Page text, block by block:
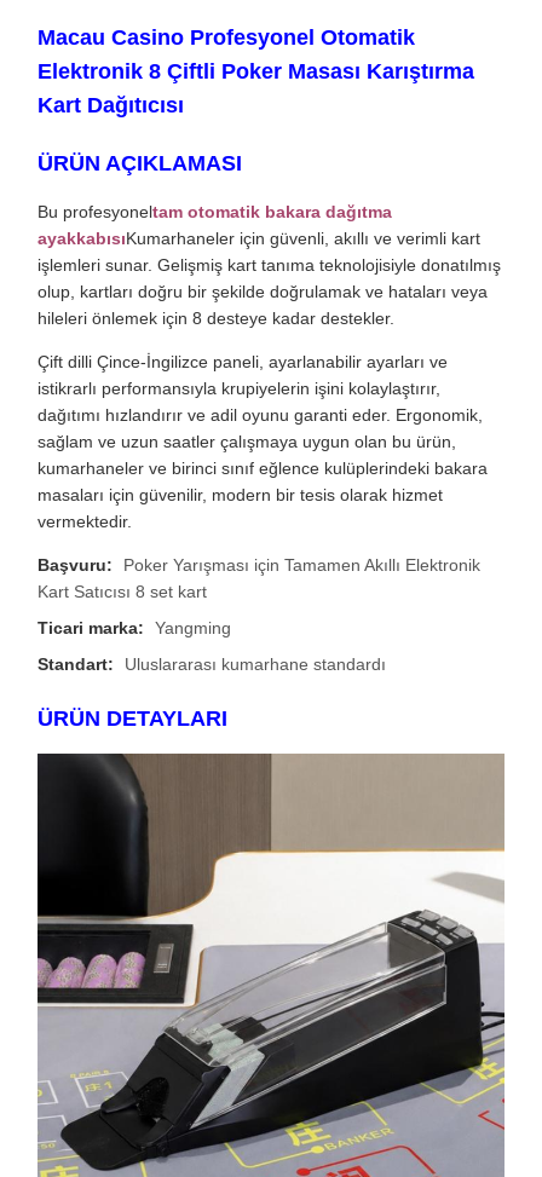
Macau Casino Profesyonel Otomatik
Elektronik 8 Çiftli Poker Masası Karıştırma
Kart Dağıtıcısı
ÜRÜN AÇIKLAMASI
Bu profesyoneltam otomatik bakara dağıtma
ayakkabısıKumarhaneler için güvenli, akıllı ve verimli kart
işlemleri sunar. Gelişmiş kart tanıma teknolojisiyle donatılmış
olup, kartları doğru bir şekilde doğrulamak ve hataları veya
hileleri önlemek için 8 desteye kadar destekler.
Çift dilli Çince-İngilizce paneli, ayarlanabilir ayarları ve
istikrarlı performansıyla krupiyelerin işini kolaylaştırır,
dağıtımı hızlandırır ve adil oyunu garanti eder. Ergonomik,
sağlam ve uzun saatler çalışmaya uygun olan bu ürün,
kumarhaneler ve birinci sınıf eğlence kulüplerindeki bakara
masaları için güvenilir, modern bir tesis olarak hizmet
vermektedir.
Başvuru:
Poker Yarışması için Tamamen Akıllı Elektronik
Kart Satıcısı 8 set kart
Ticari marka:
Yangming
Standart:
Uluslararası kumarhane standardı
ÜRÜN DETAYLARI